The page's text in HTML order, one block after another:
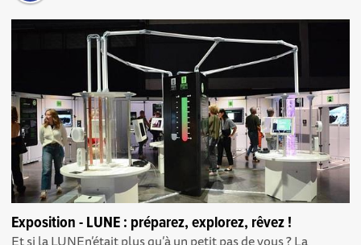
Exposition - LUNE : préparez, explorez, rêvez !